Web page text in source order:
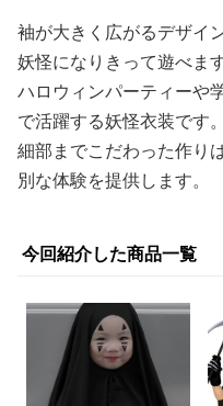
袖が大きく広がるデザイ
妖怪になりきって遊べます
ハロウィンパーティーや
で活躍する妖怪衣装です。
細部までこだわった作り
別な体験を提供します。
今回紹介した商品一覧